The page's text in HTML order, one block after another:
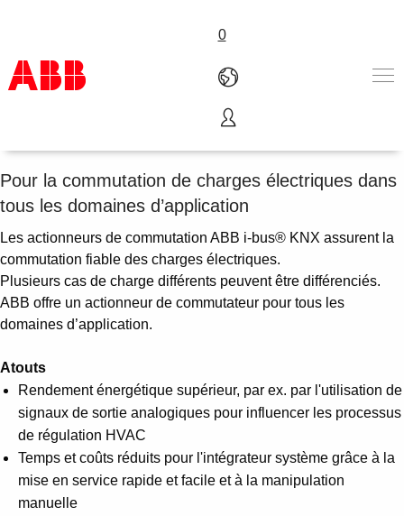
0
Products & Solutions
Industries
About us
Where to buy
Contact us
Careers
Pour la commutation de charges électriques dans
tous les domaines d’application
Les actionneurs de commutation ABB i-bus® KNX assurent la
commutation fiable des charges électriques.
Plusieurs cas de charge différents peuvent être différenciés.
ABB offre un actionneur de commutateur pour tous les
domaines d’application.
Atouts
Rendement énergétique supérieur, par ex. par l'utilisation de
signaux de sortie analogiques pour influencer les processus
de régulation HVAC
Temps et coûts réduits pour l'intégrateur système grâce à la
mise en service rapide et facile et à la manipulation
manuelle